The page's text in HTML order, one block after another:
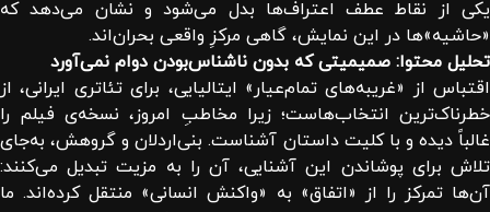
یکی از نقاط عطف اعتراف‌ها بدل می‌شود و نشان می‌دهد که
«حاشیه»‌ها در این نمایش، گاهی مرکزِ واقعی بحران‌اند.
تحلیل محتوا: صمیمیتی که بدون ناشناس‌بودن دوام نمی‌آورد
اقتباس از «غریبه‌های تمام‌عیار» ایتالیایی، برای تئاتری ایرانی، از
خطرناک‌ترین انتخاب‌هاست؛ زیرا مخاطبِ امروز، نسخه‌ی فیلم را
غالباً دیده و با کلیت داستان آشناست. بنی‌اردلان و گروهش، به‌جای
تلاش برای پوشاندن این آشنایی، آن را به مزیت تبدیل می‌کنند:
آن‌ها تمرکز را از «اتفاق» به «واکنش انسانی» منتقل کرده‌اند. ما